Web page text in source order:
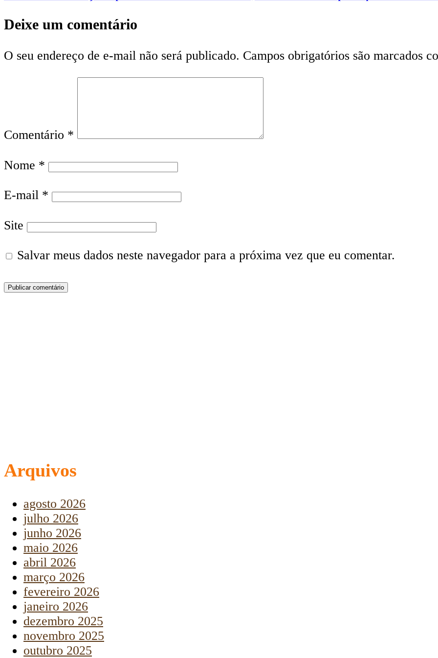
Deixe um comentário
O seu endereço de e-mail não será publicado. Campos obrigatórios são marcados
Comentário *
Nome *
E-mail *
Site
Salvar meus dados neste navegador para a próxima vez que eu comentar.
Arquivos
agosto 2026
julho 2026
junho 2026
maio 2026
abril 2026
março 2026
fevereiro 2026
janeiro 2026
dezembro 2025
novembro 2025
outubro 2025